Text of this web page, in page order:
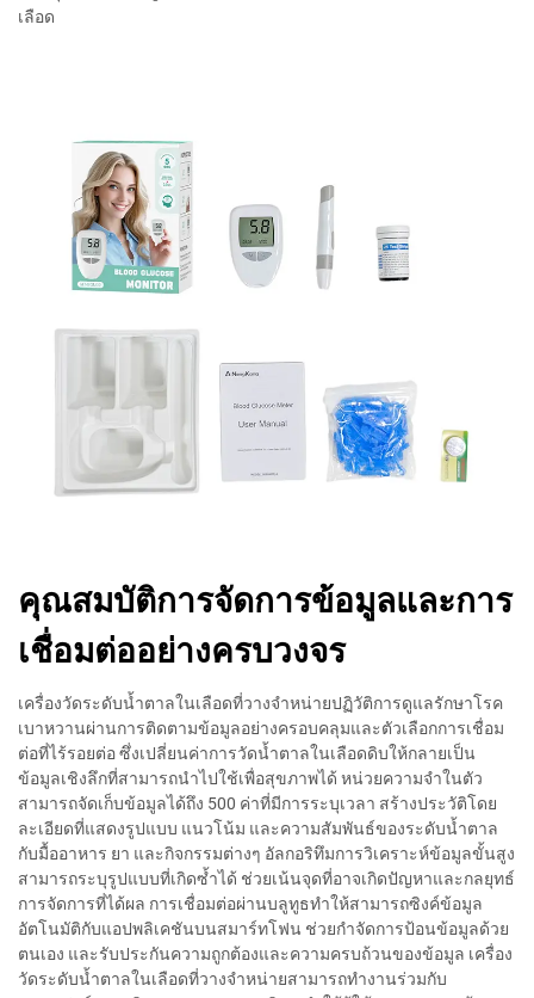
เลือด
คุณสมบัติการจัดการข้อมูลและการ
เชื่อมต่ออย่างครบวงจร
เครื่องวัดระดับน้ำตาลในเลือดที่วางจำหน่ายปฏิวัติการดูแลรักษาโรค
เบาหวานผ่านการติดตามข้อมูลอย่างครอบคลุมและตัวเลือกการเชื่อม
ต่อที่ไร้รอยต่อ ซึ่งเปลี่ยนค่าการวัดน้ำตาลในเลือดดิบให้กลายเป็น
ข้อมูลเชิงลึกที่สามารถนำไปใช้เพื่อสุขภาพได้ หน่วยความจำในตัว
สามารถจัดเก็บข้อมูลได้ถึง 500 ค่าที่มีการระบุเวลา สร้างประวัติโดย
ละเอียดที่แสดงรูปแบบ แนวโน้ม และความสัมพันธ์ของระดับน้ำตาล
กับมื้ออาหาร ยา และกิจกรรมต่างๆ อัลกอริทึมการวิเคราะห์ข้อมูลขั้นสูง
สามารถระบุรูปแบบที่เกิดซ้ำได้ ช่วยเน้นจุดที่อาจเกิดปัญหาและกลยุทธ์
การจัดการที่ได้ผล การเชื่อมต่อผ่านบลูทูธทำให้สามารถซิงค์ข้อมูล
อัตโนมัติกับแอปพลิเคชันบนสมาร์ทโฟน ช่วยกำจัดการป้อนข้อมูลด้วย
ตนเอง และรับประกันความถูกต้องและความครบถ้วนของข้อมูล เครื่อง
วัดระดับน้ำตาลในเลือดที่วางจำหน่ายสามารถทำงานร่วมกับ